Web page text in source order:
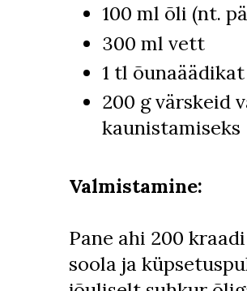
100 ml õli (nt.
300 ml vett
1 tl
200 g värskeid
kaunistamiseks
Valmistamine:
Pane ahi 200
soola ja